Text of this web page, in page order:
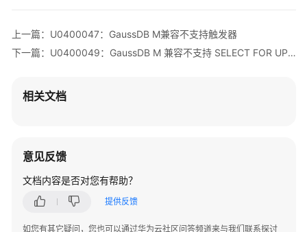
转
换
换
理
审
上一篇：U0400047：GaussDB M兼容不支持触发器
下一篇：U0400049：GaussDB M 兼容不支持 SELECT FOR UPDATE、SELECT FOR SHARE、LOCK IN SHARE MODE 与 DISTINCT 一起使用
相关文档
意见反馈
文档内容是否对您有帮助？
提供反馈
如您有其它疑问，您也可以通过华为云社区问答频道来与我们联系探讨